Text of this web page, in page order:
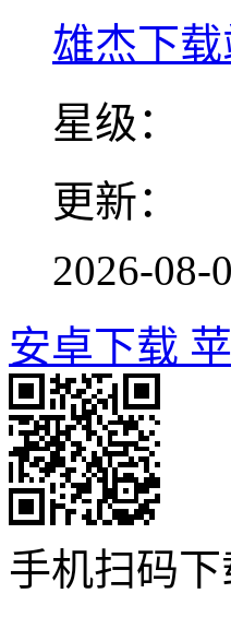
雄杰下载
星级：
更新：
2026-08-
安卓下载
手机扫码下